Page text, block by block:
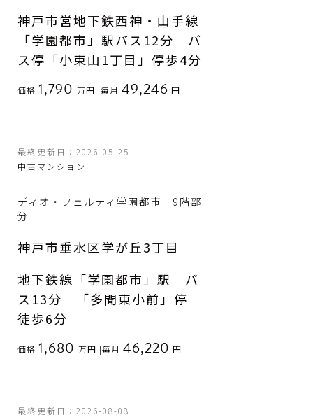
神戸市営地下鉄西神・山手線
「学園都市」駅バス12分 バ
ス停「小束山1丁目」停歩4分
価格 1,790 万円 |毎月 49,246 円
最終更新日：2026-05-25
中古マンション
ディオ・フェルティ学園都市 9階部
分
神戸市垂水区学が丘3丁目
地下鉄線「学園都市」駅 バ
ス13分 「多聞東小前」停
徒歩6分
価格 1,680 万円 |毎月 46,220 円
最終更新日：2026-08-08